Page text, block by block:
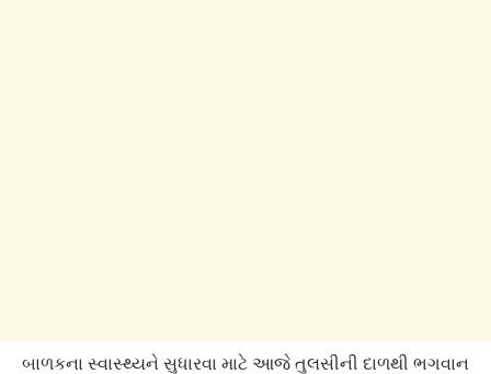
બાળકના સ્વાસ્થ્યને સુધારવા માટે આજે તુલસીની દાળથી ભગવાન